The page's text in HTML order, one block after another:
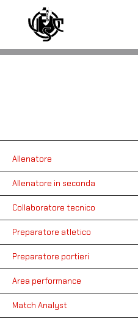
Skip to main content
Allenatore
Allenatore in seconda
Collaboratore tecnico
Preparatore atletico
Preparatore portieri
Area performance
Match Analyst